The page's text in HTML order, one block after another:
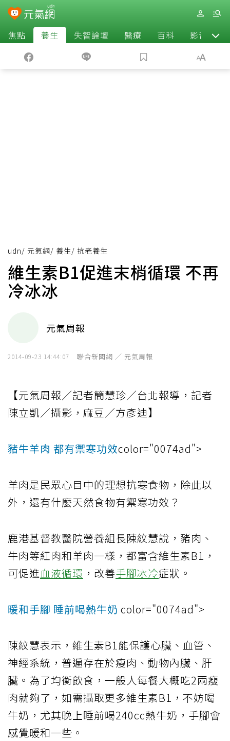
焦點 養生 失智論壇 醫療 百科 影音
udn/ 元氣網/ 養生/ 抗老養生
維生素B1促進末梢循環 不再
冷冰冰
元氣周報
2014-09-23 14:44:07 聯合新聞網 ／ 元氣周報
【元氣周報／記者簡慧珍／台北報導，記者
陳立凱／攝影，麻豆／方彥迪】
豬牛羊肉 都有禦寒功效color="0074ad">
羊肉是民眾心目中的理想抗寒食物，除此以
外，還有什麼天然食物有禦寒功效？
鹿港基督教醫院營養組長陳紋慧說，豬肉、
牛肉等紅肉和羊肉一樣，都富含維生素B1，
可促進血液循環 ，改善手腳冰冷症狀。
暖和手腳 睡前喝熱牛奶 color="0074ad">
陳紋慧表示，維生素B1能保護心臟、血管、
神經系統，普遍存在於瘦肉、動物內臟、肝
臟。為了均衡飲食，一般人每餐大概吃2兩瘦
肉就夠了，如需攝取更多維生素B1，不妨喝
牛奶，尤其晚上睡前喝240cc熱牛奶，手腳會
感覺暖和一些。